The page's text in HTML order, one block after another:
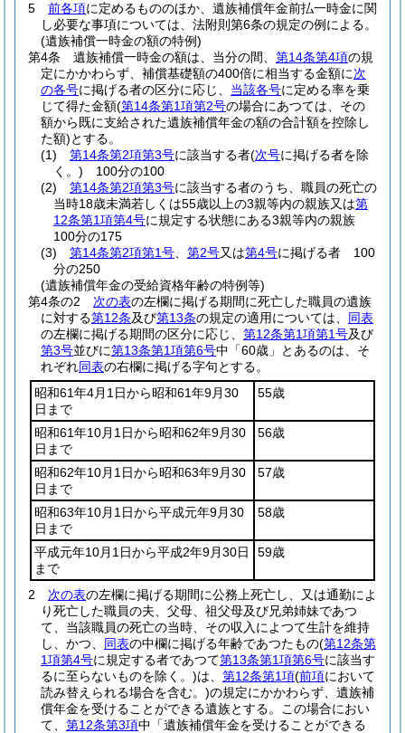
5
前各項に定めるもののほか、遺族補償年金前払一時金に関
し必要な事項については、法附則第6条の規定の例による。
(遺族補償一時金の額の特例)
第4条
遺族補償一時金の額は、当分の間、 第14条第4項の規
定にかかわらず、補償基礎額の400倍に相当する金額に次
の各号に掲げる者の区分に応じ、 当該各号に定める率を乗
じて得た金額(第14条第1項第2号の場合にあつては、その
額から既に支給された遺族補償年金の額の合計額を控除し
た額)とする。
(1)
第14条第2項第3号に該当する者(次号に掲げる者を除
く。) 100分の100
(2)
第14条第2項第3号に該当する者のうち、職員の死亡の
当時18歳未満若しくは55歳以上の3親等内の親族又は第
12条第1項第4号に規定する状態にある3親等内の親族
100分の175
(3)
第14条第2項第1号 第2号又は第4号に掲げる者 100
分の250
(遺族補償年金の受給資格年齢の特例等)
第4条の2
次の表の左欄に掲げる期間に死亡した職員の遺族
に対する第12条及び第13条の規定の適用については、 同表
の左欄に掲げる期間の区分に応じ、 第12条第1項第1号及び
第3号並びに第13条第1項第6号中「60歳」とあるのは、そ
れぞれ同表の右欄に掲げる字句とする。
昭和61年4月1日から昭和61年9月30
日まで
55歳
昭和61年10月1日から昭和62年9月30
日まで
56歳
昭和62年10月1日から昭和63年9月30
日まで
57歳
昭和63年10月1日から平成元年9月30
日まで
58歳
平成元年10月1日から平成2年9月30日
まで
59歳
2 次の表の左欄に掲げる期間に公務上死亡し、又は通勤によ
り死亡した職員の夫、父母、祖父母及び兄弟姉妹であつ
て、当該職員の死亡の当時、その収入によつて生計を維持
し、かつ、 同表の中欄に掲げる年齢であつたもの(第12条第
1項第4号に規定する者であつて第13条第1項第6号に該当す
るに至らないものを除く。)は、 第12条第1項(前項において
読み替えられる場合を含む。)の規定にかかわらず、遺族補
償年金を受けることができる遺族とする。
この場合におい
て、 第12条第3項中「遺族補償年金を受けることができる